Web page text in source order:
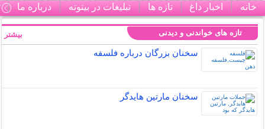
خانه اخبار داغ تازه ها تبلیغات در بیتوته درباره ما
تازه های خواندنی و دیدنی
سخنان بزرگان درباره فلسفه
سخنان مارتین هایدگر
بیشتر